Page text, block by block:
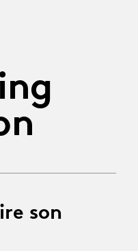
son